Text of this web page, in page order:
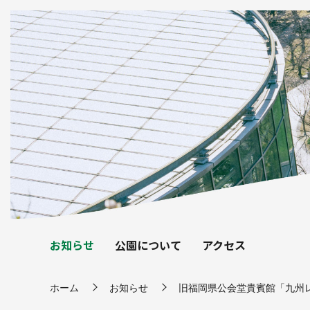
お知らせ 公園について アクセス
ホーム お知らせ 旧福岡県公会堂貴賓館「九